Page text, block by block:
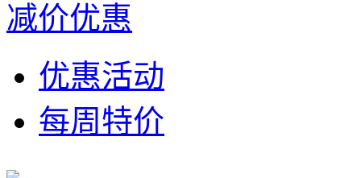
减价优惠
优惠活动
每周特价